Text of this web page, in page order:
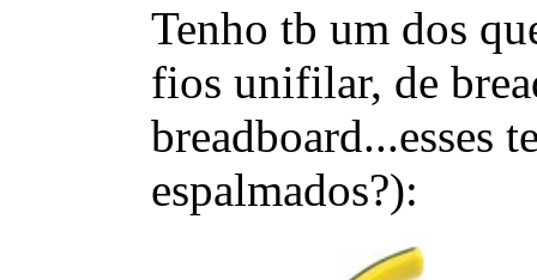
Tenho tb um dos
fios unifilar, de
breadboard...esses
espalmados?):